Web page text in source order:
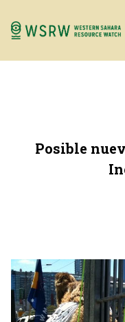
Posible